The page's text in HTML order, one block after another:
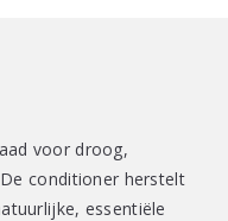
voor droog,
conditioner herstelt
essentiële